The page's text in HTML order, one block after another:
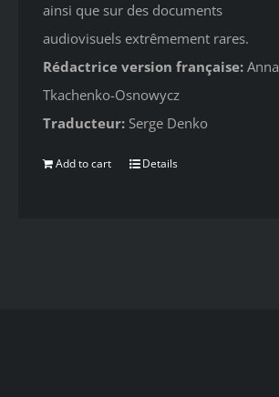
ainsi que sur des documents
audiovisuels extrêmement rares.
Rédactrice version française: Anna
Tkachenko-Osnowycz
Traducteur: Serge Denko
Add to cart Details